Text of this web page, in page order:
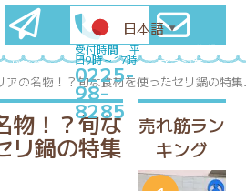
メールマ
ガ登録
はこちら
受付時間 平
日9時～17時
0225-
98-
8285
石巻圏満喫
プランを
コンシェル
ジュに相談
アの名物！？旬な食材を使ったセリ鍋の特
物！？旬な
リ鍋の特集
売れ筋ラン
キング
日本語 ▼